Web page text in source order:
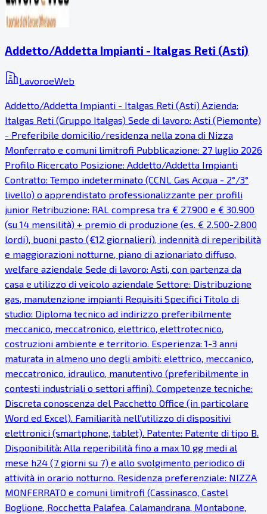
Addetto/Addetta Impianti - Italgas Reti (Asti)
LavoroeWeb
Addetto/Addetta Impianti - Italgas Reti (Asti) Azienda:
Italgas Reti (Gruppo Italgas) Sede di lavoro: Asti (Piemonte)
- Preferibile domicilio/residenza nella zona di Nizza
Monferrato e comuni limitrofi Pubblicazione: 27 luglio 2026
Profilo Ricercato Posizione: Addetto/Addetta Impianti
Contratto: Tempo indeterminato (CCNL Gas Acqua - 2°/3°
livello) o apprendistato professionalizzante per profili
junior Retribuzione: RAL compresa tra € 27.900 e € 30.900
(su 14 mensilità) + premio di produzione (es. € 2.500-2.800
lordi), buoni pasto (€12 giornalieri), indennità di reperibilità
e maggiorazioni notturne, piano di azionariato diffuso,
welfare aziendale Sede di lavoro: Asti, con partenza da
casa e utilizzo di veicolo aziendale Settore: Distribuzione
gas, manutenzione impianti Requisiti Specifici Titolo di
studio: Diploma tecnico ad indirizzo preferibilmente
meccanico, meccatronico, elettrico, elettrotecnico,
costruzioni ambiente e territorio. Esperienza: 1-3 anni
maturata in almeno uno degli ambiti: elettrico, meccanico,
meccatronico, idraulico, manutentivo (preferibilmente in
contesti industriali o settori affini). Competenze tecniche:
Discreta conoscenza del Pacchetto Office (in particolare
Word ed Excel). Familiarità nell'utilizzo di dispositivi
elettronici (smartphone, tablet). Patente: Patente di tipo B.
Disponibilità: Alla reperibilità fino a max 10 gg medi al
mese h24 (7 giorni su 7) e allo svolgimento periodico di
attività in orario notturno. Residenza preferenziale: NIZZA
MONFERRATO e comuni limitrofi (Cassinasco, Castel
Boglione, Rocchetta Palafea, Calamandrana, Montabone,